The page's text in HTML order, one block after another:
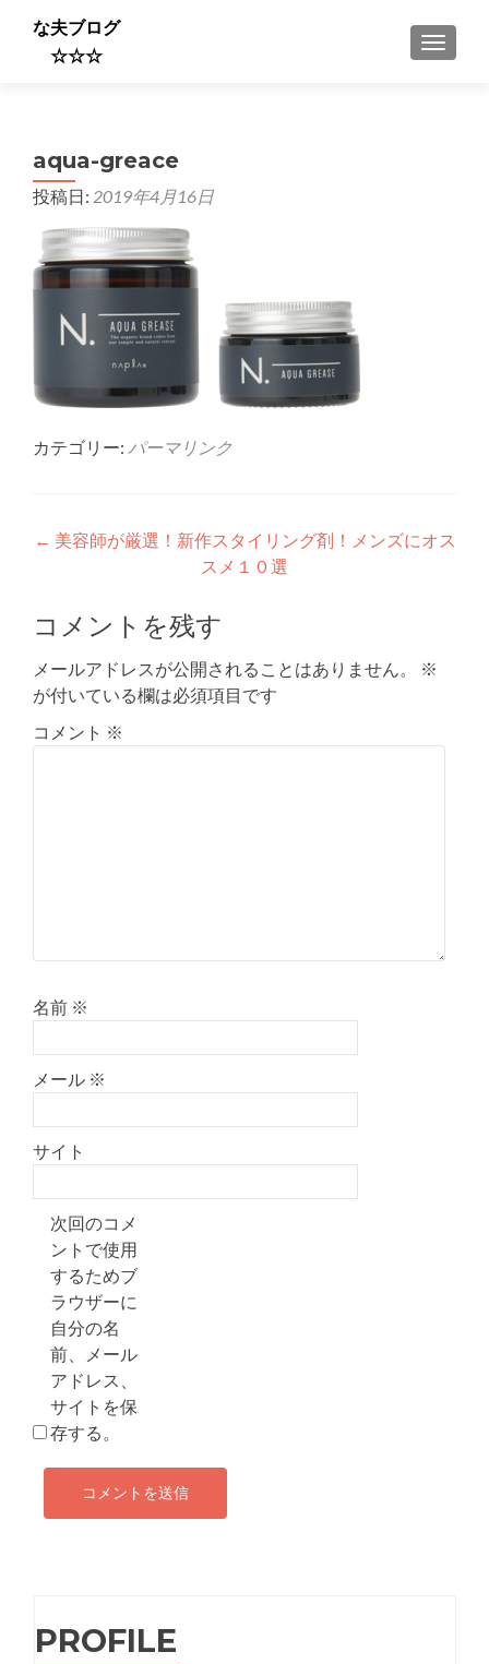
ナビゲ
な夫ブログ
☆☆☆
aqua-greace
投稿日: 2019年4月16日
カテゴリー: パーマリンク
投
ナ
ビ
ゲ
ー
← 美容師が厳選！新作スタイリング剤！メンズにオス
スメ１０選
コメントを残す
メールアドレスが公開されることはありません。
※
が付いている欄は必須項目です
コメント ※
名前 ※
メール ※
サイト
次回のコメ
ントで使用
するためブ
ラウザーに
自分の名
前、メール
アドレス、
サイトを保
存する。
PROFILE